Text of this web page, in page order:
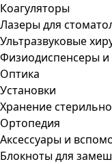
Коагуляторы
Лазеры для
Ультразвуковые
Физиодиспенсеры
Оптика
Установки
Хранение
Ортопедия
Аксессуары и
Блокноты для